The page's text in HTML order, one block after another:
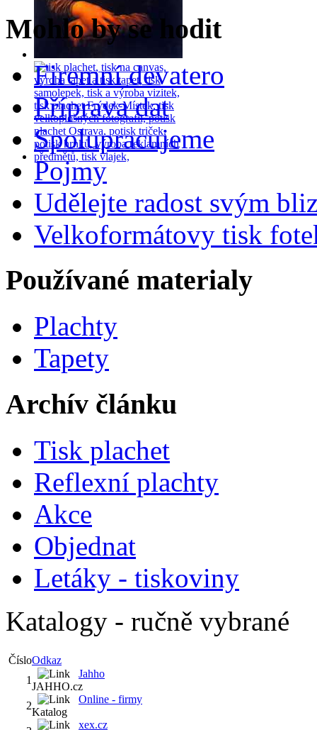
Mohlo by se hodit
Firemní devatero
Příprava dat
Spolupracujeme
Pojmy
Udělejte radost svým
Velkoformátovy tisk
Používané materialy
Plachty
Tapety
Archív článku
Tisk plachet
Reflexní plachty
Akce
Objednat
Letáky - tiskoviny
Katalogy - ručně vybrané
ČísloOdkaz
1
Jahho
JAHHO.cz
2
Online - firmy
Katalog
xex.cz